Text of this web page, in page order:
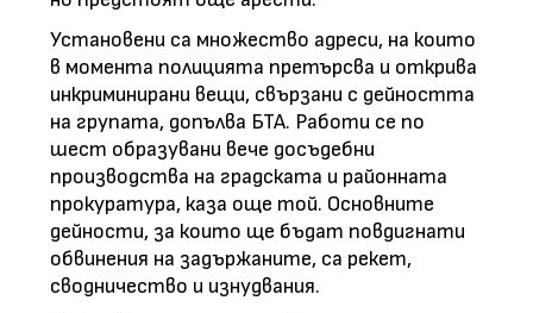
Установени са множество адреси, на които
в момента полицията претърсва и открива
инкриминирани вещи, свързани с дейността
на групата, допълва БТА. Работи се по
шест образувани вече досъдебни
производства на градската и районната
прокуратура, каза още той. Основните
дейности, за които ще бъдат повдигнати
обвинения на задържаните, са рекет,
сводничество и изнудвания.